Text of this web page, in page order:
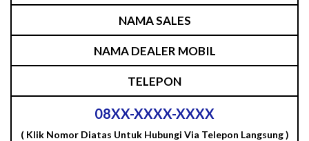
NAMA SALES
NAMA DEALER MOBIL
TELEPON
08XX-XXXX-XXXX
( Klik Nomor Diatas Untuk Hubungi Via Telepon Langsung )